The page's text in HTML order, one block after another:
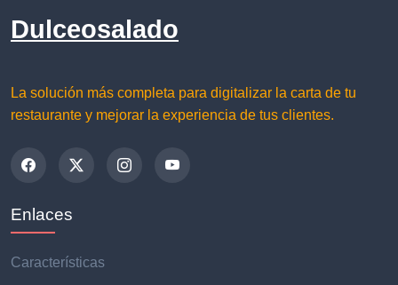
Dulceosalado
La solución más completa para digitalizar la carta de tu
restaurante y mejorar la experiencia de tus clientes.
Enlaces
Características